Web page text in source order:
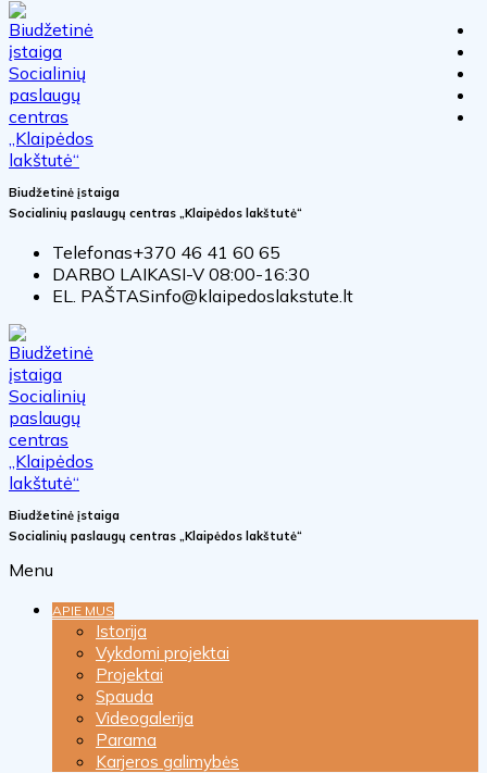
Biudžetinė įstaiga
Socialinių paslaugų centras „Klaipėdos lakštutė“
Telefonas+370 46 41 60 65
DARBO LAIKASI-V 08:00-16:30
EL. PAŠTASinfo@klaipedoslakstute.lt
Biudžetinė įstaiga
Socialinių paslaugų centras „Klaipėdos lakštutė“
Menu
APIE MUS
Istorija
Vykdomi projektai
Projektai
Spauda
Videogalerija
Parama
Karjeros galimybės